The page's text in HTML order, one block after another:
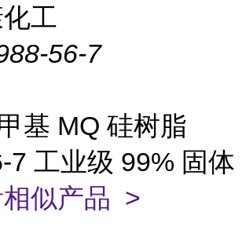
工
56-7
基 MQ 硅树脂
7 工业级 99% 固体
似产品 >